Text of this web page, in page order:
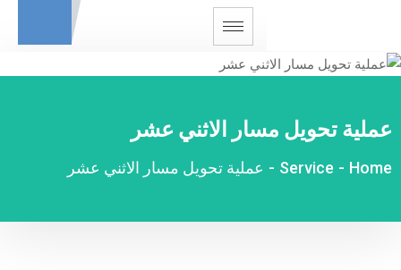
عملية تحويل مسار الاثني عشر
Home
-
Service
- عملية تحويل مسار الاثني عشر